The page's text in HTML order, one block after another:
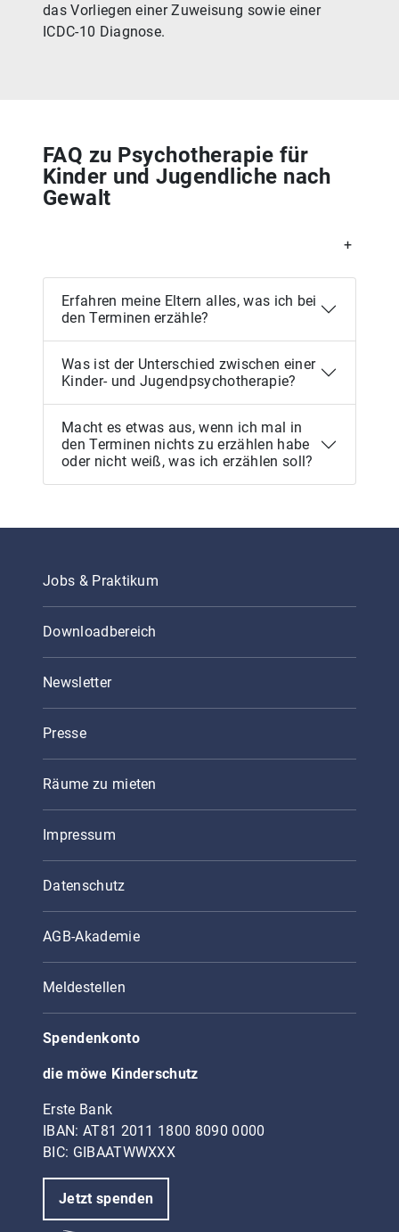
das Vorliegen einer Zuweisung sowie einer
ICDC-10 Diagnose.
FAQ zu Psychotherapie für
Kinder und Jugendliche nach
Gewalt
+
Erfahren meine Eltern alles, was ich bei
den Terminen erzähle?
Was ist der Unterschied zwischen einer
Kinder- und Jugendpsychotherapie?
Macht es etwas aus, wenn ich mal in
den Terminen nichts zu erzählen habe
oder nicht weiß, was ich erzählen soll?
Jobs & Praktikum
Downloadbereich
Newsletter
Presse
Räume zu mieten
Impressum
Datenschutz
AGB-Akademie
Meldestellen
Spendenkonto
die möwe Kinderschutz
Erste Bank
IBAN: AT81 2011 1800 8090 0000
BIC: GIBAATWWXXX
Jetzt spenden